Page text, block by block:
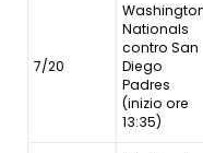
7/20
Nationals
contro San
Diego
Padres
(inizio ore
13:35)